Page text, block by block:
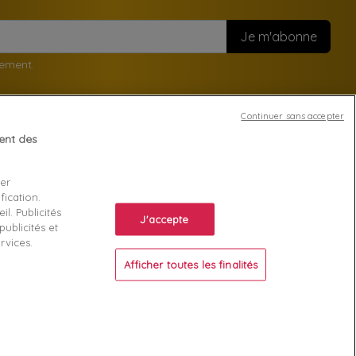
Connexion
Créez votre compte
des
Publicités
et
J'accepte
Afficher toutes les finalités
Continuer sans accepter